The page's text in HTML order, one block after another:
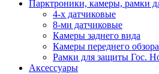
Парктроники, камеры, рамки
4-х датчиковые
8-ми датчиковые
Камеры заднего вида
Камеры переднего обзора
Рамки для защиты Гос.
Аксессуары